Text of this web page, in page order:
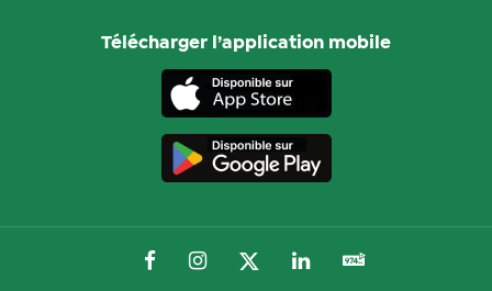
Télécharger l’application mobile